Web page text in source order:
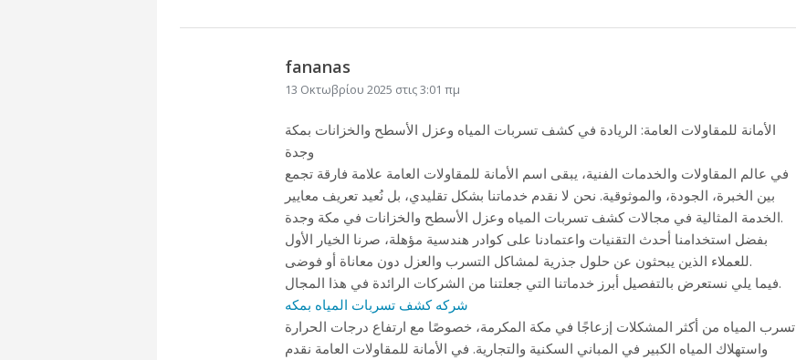
fananas
13 Οκτωβρίου 2025 στις 3:01 πμ
الأمانة للمقاولات العامة: الريادة في كشف تسربات المياه وعزل الأسطح والخزانات بمكة
وجدة
في عالم المقاولات والخدمات الفنية، يبقى اسم الأمانة للمقاولات العامة علامة فارقة تجمع
بين الخبرة، الجودة، والموثوقية. نحن لا نقدم خدماتنا بشكل تقليدي، بل نُعيد تعريف معايير
الخدمة المثالية في مجالات كشف تسربات المياه وعزل الأسطح والخزانات في مكة وجدة.
بفضل استخدامنا أحدث التقنيات واعتمادنا على كوادر هندسية مؤهلة، صرنا الخيار الأول
للعملاء الذين يبحثون عن حلول جذرية لمشاكل التسرب والعزل دون معاناة أو فوضى.
فيما يلي نستعرض بالتفصيل أبرز خدماتنا التي جعلتنا من الشركات الرائدة في هذا المجال.
شركه كشف تسربات المياه بمكه
تسرب المياه من أكثر المشكلات إزعاجًا في مكة المكرمة، خصوصًا مع ارتفاع درجات الحرارة
واستهلاك المياه الكبير في المباني السكنية والتجارية. في الأمانة للمقاولات العامة نقدم